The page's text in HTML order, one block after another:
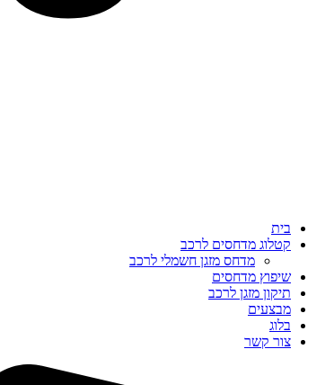
בית
קטלוג מדחסים לרכב
מדחס מזגן חשמלי לרכב
שיפוץ מדחסים
תיקון מזגן לרכב
מבצעים
בלוג
צור קשר